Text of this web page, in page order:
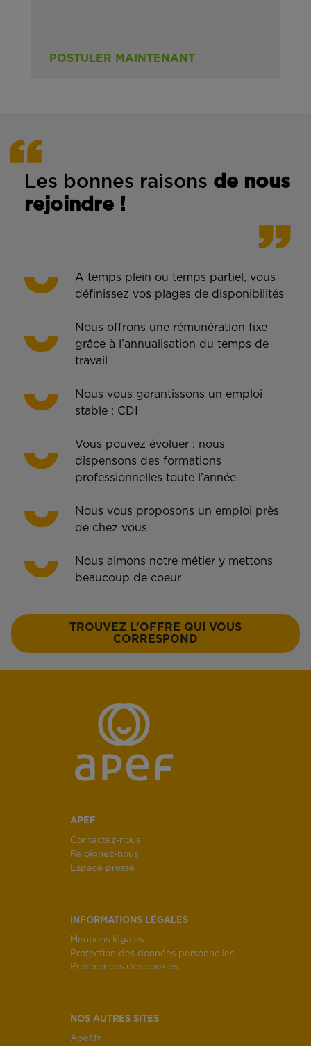
POSTULER MAINTENANT
Les bonnes raisons de nous
rejoindre !
A temps plein ou temps partiel, vous
définissez vos plages de disponibilités
Nous offrons une rémunération fixe
grâce à l’annualisation du temps de
travail
Nous vous garantissons un emploi
stable : CDI
Vous pouvez évoluer : nous
dispensons des formations
professionnelles toute l’année
Nous vous proposons un emploi près
de chez vous
Nous aimons notre métier y mettons
beaucoup de coeur
TROUVEZ L’OFFRE QUI VOUS
CORRESPOND
APEF
Contactez-nous
Rejoignez-nous
Espace presse
INFORMATIONS LÉGALES
Mentions légales
Protection des données personnelles
Préférences des cookies
NOS AUTRES SITES
Apef.fr